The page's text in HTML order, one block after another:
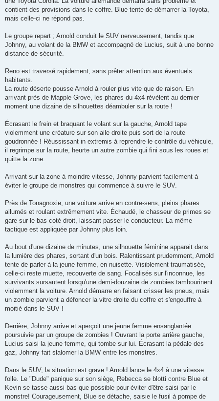
contient des provisions dans le coffre. Blue tente de démarrer la Toyota,
mais celle-ci ne répond pas.
Le groupe repart ; Arnold conduit le SUV nerveusement, tandis que
Johnny, au volant de la BMW et accompagné de Lucius, suit à une bonne
distance de sécurité.
Reno est traversé rapidement, sans prêter attention aux éventuels
habitants.
La route déserte pousse Arnold à rouler plus vite que de raison. En
arrivant près de Mapple Grove, les phares du 4x4 révèlent au dernier
moment une dizaine de silhouettes déambuler sur la route !
Écrasant le frein et braquant le volant sur la gauche, Arnold tape
violemment une créature sur son aile droite puis sort de la route
goudronnée ! Réussissant in extremis à reprendre le contrôle du véhicule,
il regrimpe sur la route, heurte un autre zombie qui fini sous les roues et
quitte la zone.
Arrivant sur la zone à moindre vitesse, Johnny parvient facilement à
éviter le groupe de monstres qui commence à suivre le SUV.
Près de Tonagnoxie, une voiture arrive en contre-sens, pleins phares
allumés et roulant extrêmement vite. Échaudé, le chasseur de primes se
gare sur le bas coté droit, laissant passer le conducteur. La même
tactique est appliquée par Johnny plus loin.
Au bout d'une dizaine de minutes, une silhouette féminine apparait dans
la lumière des phares, sortant d'un bois. Ralentissant prudemment, Arnold
tente de parler à la jeune femme, en nuisette. Visiblement traumatisée,
celle-ci reste muette, recouverte de sang. Focalisés sur l'inconnue, les
survivants sursautent lorsqu'une demi-douzaine de zombies tambourinent
violemment la voiture. Arnold démarre en faisant crisser les pneus, mais
un zombie parvient a défoncer la vitre droite du coffre et s'engouffre à
moitié dans le SUV !
Derrière, Johnny arrive et aperçoit une jeune femme ensanglantée
poursuivie par un groupe de zombies ! Ouvrant la porte arrière gauche,
Lucius saisi la jeune femme, qui tombe sur lui. Écrasant la pédale des
gaz, Johnny fait slalomer la BMW entre les monstres.
Dans le SUV, la situation est grave ! Arnold lance le 4x4 à une vitesse
folle. Le "Dude" panique sur son siège, Rebecca se blotti contre Blue et
Kevin se tasse aussi bas que possible pour éviter d'être saisi par le
monstre! Courageusement, Blue se détache, saisie le fusil à pompe de